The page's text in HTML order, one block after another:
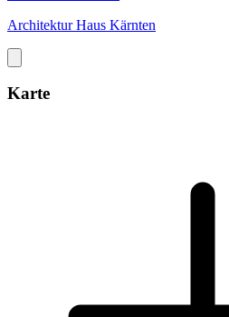
Architektur Haus Kärnten
Karte